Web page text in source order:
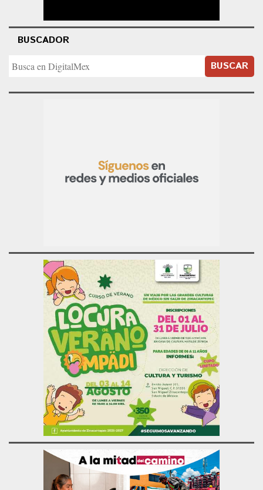
BUSCADOR
BUSCAR